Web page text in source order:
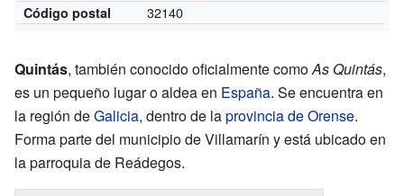
Código postal 32140
Quintás, también conocido oficialmente comoAs Quintás,
es un pequeño lugar o aldea en España. Se encuentra en
la región deGalicia, dentro de laprovincia de Orense.
Forma parte del municipio de Villamarín y está ubicado en
la parroquia de Reádegos.